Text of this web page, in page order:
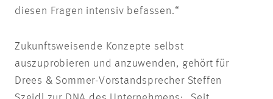
diesen Fragen intensiv befassen.“
Zukunftsweisende Konzepte selbst
auszuprobieren und anzuwenden, gehört für
Drees & Sommer-Vorstandsprecher Steffen